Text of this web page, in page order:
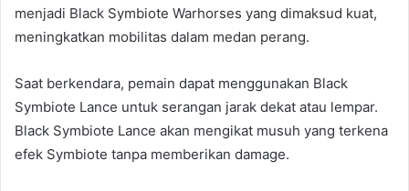
menjadi Black Symbiote Warhorses yang dimaksud kuat,
meningkatkan mobilitas dalam medan perang.
Saat berkendara, pemain dapat menggunakan Black
Symbiote Lance untuk serangan jarak dekat atau lempar.
Black Symbiote Lance akan mengikat musuh yang terkena
efek Symbiote tanpa memberikan damage.